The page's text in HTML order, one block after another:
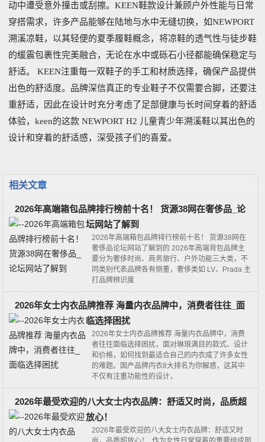
动中遭受意外撞击或刮擦。KEEN鞋款设计兼顾户外性能与日常
穿搭需求，许多产品能够在陆地与水中无缝切换，如NEWPORT
溯溪凉鞋，以其轻便的夏季履鞋概念，将凉鞋的透气性与徒步鞋
的缓震包裹性完美融合，无论在水中或砾石小径都能确保稳定与
舒适。 KEEN注重每一双鞋子的手工和材质选择，确保产品提供
出色的舒适度。品牌深信真正的专业鞋子不仅需要合脚，还要注
重舒适，因此在设计时充分考虑了足部健康与长时间穿着的舒适
体验，keen的这款 NEWPORT H2 儿童青少年溯溪鞋以其出色的
设计和穿着的舒适感，深受孩子们的喜爱。
相关文章
2026年高端箱包品牌排行榜前十名！ 货源38网在奢侈品_论
坛网站了解到
2026年高端箱包品牌排行榜前十名！ 货源38网在
奢侈品论坛网站了解到的 2026年高端背包品牌主
要分为奢侈时尚、商务旅行、户外功能三大类‌，不
同类别代表品牌各有侧重，奢侈类如 LV、Prada 主
打品牌辨识度
2026年女士内衣品牌推荐 海量内衣品牌中，消费者往往_面
临选择困扰
2026年女士内衣品牌推荐 海量内衣品牌中，消费
者往往面临选择困扰，面对琳琅满目的款式、设计
和价格，如何找到最适合自己的内衣成了许多女性
的难题。国产品牌内衣8大排名为你解惑，这其中
不仅有注重功能性的设计，
2026年最受欢迎的八大女士内衣品牌：舒适又时尚，品质超
放心！
2026年最受欢迎的八大女士内衣品牌：舒适又时